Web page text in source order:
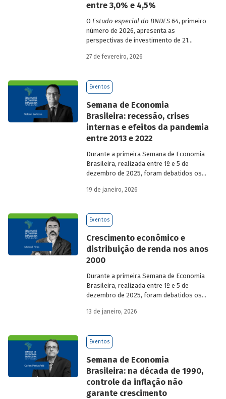
entre 3,0% e 4,5%
O Estudo especial do BNDES 64, primeiro
número de 2026, apresenta as
perspectivas de investimento de 21
período de 2025 a 2029.
27 de fevereiro, 2026
Eventos
Semana de Economia
Brasileira: recessão, crises
internas e efeitos da pandemia
entre 2013 e 2022
Durante a primeira Semana de Economia
Brasileira, realizada entre 1º e 5 de
dezembro de 2025, foram debatidos os
economia do país nos últimos 40 anos,
economistas renomados.
19 de janeiro, 2026
Eventos
Crescimento econômico e
distribuição de renda nos anos
2000
Durante a primeira Semana de Economia
Brasileira, realizada entre 1º e 5 de
dezembro de 2025, foram debatidos os
economia do país nos últimos 40 anos,
economistas renomados.
13 de janeiro, 2026
Eventos
Semana de Economia
Brasileira: na década de 1990,
controle da inflação não
garante crescimento